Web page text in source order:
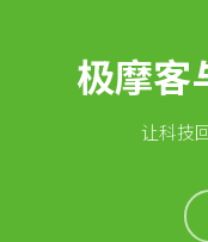
极摩客
让科技